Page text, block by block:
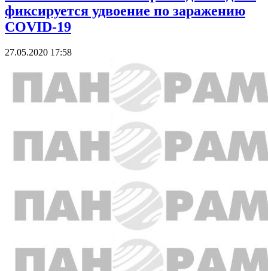
фиксируется удвоение по заражению
COVID-19
27.05.2020 17:58